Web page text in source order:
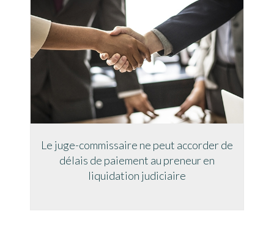
Le juge-commissaire ne peut accorder de
délais de paiement au preneur en
liquidation judiciaire